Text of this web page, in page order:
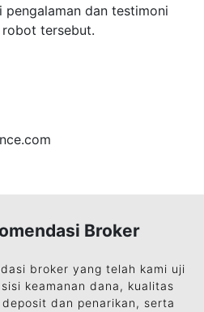
pengalaman dan testimoni
robot tersebut.
Broker
broker yang telah kami uji
keamanan dana, kualitas
dan penarikan, serta